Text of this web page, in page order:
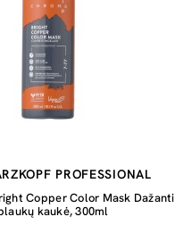
PROFESSIONAL
Copper Color Mask Dažanti
kaukė, 300ml